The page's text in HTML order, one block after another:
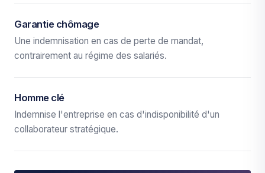
Garantie chômage
Une indemnisation en cas de perte de mandat,
contrairement au régime des salariés.
Homme clé
Indemnise l'entreprise en cas d'indisponibilité d'un
collaborateur stratégique.